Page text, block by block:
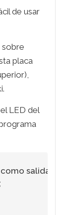
de usar
sobre
placa
LED del
como salida